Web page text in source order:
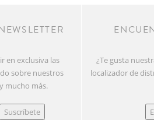
en exclusiva las
sobre nuestros
mucho más.
Suscríbete
¿Te gusta
localizador de